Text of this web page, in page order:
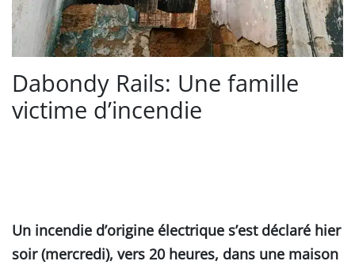
Dabondy Rails: Une famille
victime d’incendie
Un incendie d’origine électrique s’est déclaré hier
soir (mercredi), vers 20 heures, dans une maison